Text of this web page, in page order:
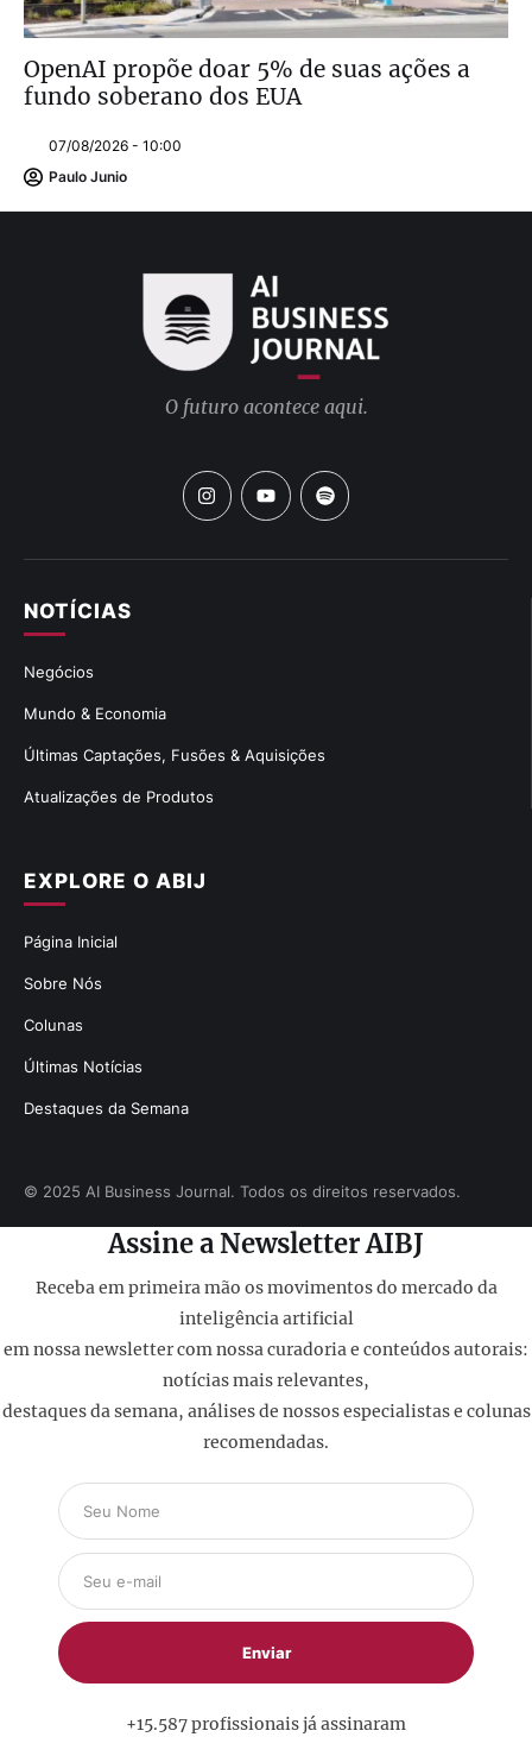
OpenAI propõe doar 5% de suas ações a
fundo soberano dos EUA
07/08/2026 - 10:00
Paulo Junio
EXPLORE O ABIJ
Página Inicial
Sobre Nós
Colunas
Últimas Notícias
Destaques da Semana
NOTÍCIAS
Negócios
Mundo & Economia
Últimas Captações, Fusões & Aquisições
Atualizações de Produtos
O futuro acontece aqui.
© 2025 AI Business Journal. Todos os direitos reservados.
Assine a Newsletter AIBJ
Receba em primeira mão os movimentos do mercado da
inteligência artificial
em nossa newsletter com nossa curadoria e conteúdos autorais:
notícias mais relevantes,
destaques da semana, análises de nossos especialistas e colunas
recomendadas.
+15.587 profissionais já assinaram